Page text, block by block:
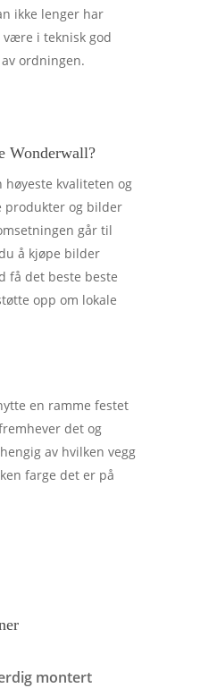
ikke lenger har
være i teknisk god
ordningen.
Wonderwall?
høyeste kvaliteten og
produkter og bilder
går til
å kjøpe bilder
få det beste beste
opp om lokale
en ramme festet
det og
av hvilken vegg
farge det er på
montert